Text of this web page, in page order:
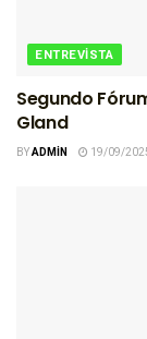
ENTREVISTA
Segundo
Gland
BYADMIN 19/09/